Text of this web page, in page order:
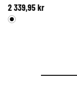
2 339,95 kr